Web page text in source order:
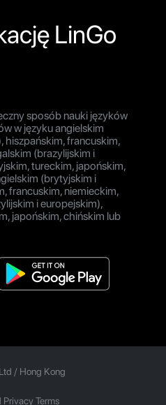
LinGo
sposób nauki języków
w języku angielskim
hiszpańskim, francuskim,
(brazylijskim i
tureckim, japońskim,
(brytyjskim i
francuskim, niemieckim,
i europejskim),
japońskim, chińskim lub
/ Hong Kong
Privacy Terms